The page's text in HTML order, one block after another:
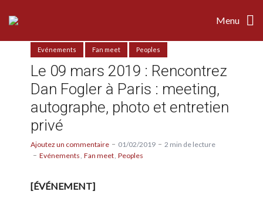
Menu
Evénements Fan meet Peoples
Le 09 mars 2019 : Rencontrez
Dan Fogler à Paris : meeting,
autographe, photo et entretien
privé
Ajoutez un commentaire 01/02/2019
2 min de lecture
Evénements Fan meet Peoples
[ÉVÉNEMENT]